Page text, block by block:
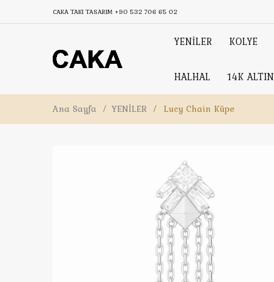
CAKA TAKI TASARIM +90 532 706 65 02
YENİLER KOLYE
HALHAL 14K ALTIN
Ana Sayfa / YENİLER / Lucy Chain Küpe